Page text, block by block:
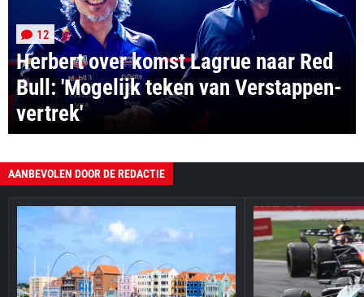
Herbert over komst Lagrue naar Red
Bull: 'Mogelijk teken van Verstappen-
vertrek'
12
AANBEVOLEN DOOR DE REDACTIE